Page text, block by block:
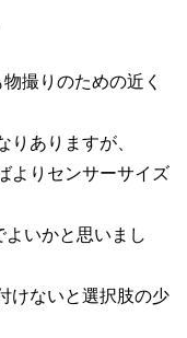
撮りのための近く
ありますが、
よりセンサーサイズ
いかと思いまし
けないと選択肢の少